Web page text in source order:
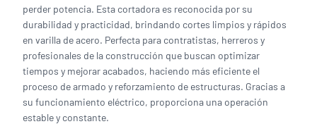
perder potencia. Esta cortadora es reconocida por su
durabilidad y practicidad, brindando cortes limpios y rápidos
en varilla de acero. Perfecta para contratistas, herreros y
profesionales de la construcción que buscan optimizar
tiempos y mejorar acabados, haciendo más eficiente el
proceso de armado y reforzamiento de estructuras. Gracias a
su funcionamiento eléctrico, proporciona una operación
estable y constante.